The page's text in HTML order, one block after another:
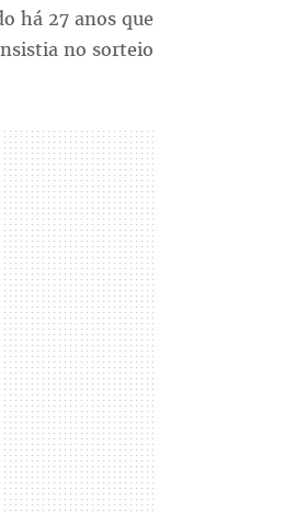
há 27 anos que
no sorteio